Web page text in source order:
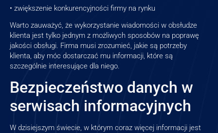
• zwiększenie konkurencyjności firmy na rynku
Warto zauważyć, że wykorzystanie wiadomości w obsłudze
klienta jest tylko jednym z możliwych sposobów na poprawę
jakości obsługi. Firma musi zrozumieć, jakie są potrzeby
klienta, aby móc dostarczać mu informacji, które są
szczególnie interesujące dla niego.
Bezpieczeństwo danych w
serwisach informacyjnych
W dzisiejszym świecie, w którym coraz więcej informacji jest